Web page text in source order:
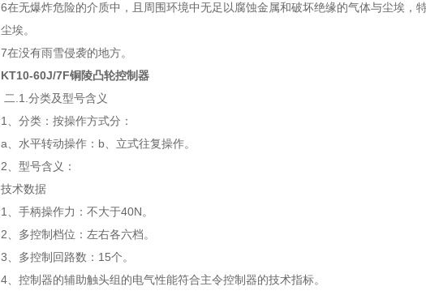
6在无爆炸危险的介质中，且周围环境中无足以腐蚀金属和破坏绝缘的气体与尘埃，
尘埃。
7在没有雨雪侵袭的地方。
KT10-60J/7F铜陵凸轮控制器
二.1.分类及型号含义
1、分类：按操作方式分：
a、水平转动操作：b、立式往复操作。
2、型号含义：
技术数据
1、手柄操作力：不大于40N。
2、多控制档位：左右各六档。
3、多控制回路数：15个。
4、控制器的辅助触头组的电气性能符合主令控制器的技术指标。